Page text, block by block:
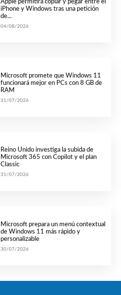
Apple permitirá copiar y pegar entre el
iPhone y Windows tras una petición
de...
04/08/2026
Microsoft promete que Windows 11
funcionará mejor en PCs con 8 GB de
RAM
31/07/2026
Reino Unido investiga la subida de
Microsoft 365 con Copilot y el plan
Classic
31/07/2026
Microsoft prepara un menú contextual
de Windows 11 más rápido y
personalizable
30/07/2026